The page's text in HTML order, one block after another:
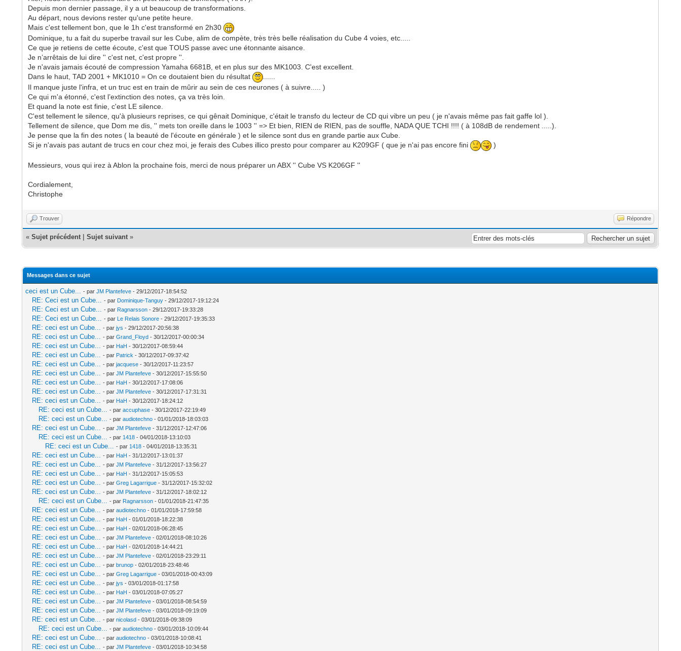
Depuis mon dernier passage, il y a ut beaucoup de transformations.
Au départ, nous devions rester qu'une petite heure.
Mais c'est tellement bon, que le 1h c'est transformé en 2h30
Dominique, tu a fait du superbe travail sur les Cube, alim de compète, très très belle réalisation du Cube 4 voies, etc.....
Ce que je retiens de cette écoute, c'est que TOUS passe avec une étonnante aisance.
Je n’arrêtais de lui dire '' c'est net, c'est propre ''.
Je n'avais jamais écouté de compression Yamaha 6681B, et en plus sur des MK1003. C'est excellent.
Dans le haut, TAD 2001 + MK1010 = On ce doutaient bien du résultat
Il manque juste l'infra, et un truc est en train de mûrir au sein de ces neurones ( à suivre..... )
Ce qui m'a étonné, c'est l’extinction des notes, ça va très loin.
Et quand la note est finie, c'est LE silence.
C'est tellement le silence, qu'à plusieurs reprises, ce qui gênait Dominique, c'était le transfo du lecteur de CD qui vibre un peu ( je n'avais même pas fait gaffe lol ).
Tellement de silence, que Dom me dis, '' mets ton oreille dans le 1003 '' => Et bien, RIEN de RIEN, pas de souffle, NADA QUE TCHI !!!! ( à 108dB de rendement .....).
Je pense que la fin des notes ( la beauté de l'écoute en générale ) et le silence sont dus en grande partie aux Cube.
Si je n'avais pas autant de trucs en cour chez moi, je ferais des Cubes illico presto pour comparer au K209GF ( que je n'ai pas encore fini
)
Messieurs, vous qui irez à Ablon la prochaine fois, merci de nous préparer un ABX '' Cube VS K206GF ''
Cordialement,
Christophe
Trouver Répondre
«Sujet précédent |Sujet suivant »
Messages dans ce sujet
ceci est un Cube... - parJM Plantefeve - 29/12/2017-18:54:52
RE: Ceci est un Cube... - par Dominique-Tanguy - 29/12/2017-19:12:24
RE: Ceci est un Cube... - par Ragnarsson - 29/12/2017-19:33:28
RE: Ceci est un Cube... - par Le Relais Sonore - 29/12/2017-19:35:33
RE: ceci est un Cube... - parjys - 29/12/2017-20:56:38
RE: ceci est un Cube... - parGrand_Floyd - 30/12/2017-00:00:34
RE: ceci est un Cube... - par HaH - 30/12/2017-08:59:44
RE: ceci est un Cube... - par Patrick - 30/12/2017-09:37:42
RE: ceci est un Cube... - parjacquese - 30/12/2017-11:23:57
RE: ceci est un Cube... - parJM Plantefeve - 30/12/2017-15:55:50
RE: ceci est un Cube... - par HaH - 30/12/2017-17:08:06
RE: ceci est un Cube... - parJM Plantefeve - 30/12/2017-17:31:31
RE: ceci est un Cube... - par HaH - 30/12/2017-18:24:12
RE: ceci est un Cube... - paraccuphase - 30/12/2017-22:19:49
RE: ceci est un Cube... - paraudiotechno - 01/01/2018-18:03:03
RE: ceci est un Cube... - parJM Plantefeve - 31/12/2017-12:47:06
RE: ceci est un Cube... - par 1418 - 04/01/2018-13:10:03
RE: ceci est un Cube... - par 1418 - 04/01/2018-13:35:31
RE: ceci est un Cube... - par HaH - 31/12/2017-13:01:37
RE: ceci est un Cube... - parJM Plantefeve - 31/12/2017-13:56:27
RE: ceci est un Cube... - par HaH - 31/12/2017-15:05:53
RE: ceci est un Cube... - parGreg Lagarrigue - 31/12/2017-15:32:02
RE: ceci est un Cube... - parJM Plantefeve - 31/12/2017-18:02:12
RE: ceci est un Cube... - par Ragnarsson - 01/01/2018-21:47:35
RE: ceci est un Cube... - paraudiotechno - 01/01/2018-17:59:58
RE: ceci est un Cube... - par HaH - 01/01/2018-18:22:38
RE: ceci est un Cube... - par HaH - 02/01/2018-06:28:45
RE: ceci est un Cube... - parJM Plantefeve - 02/01/2018-08:10:26
RE: ceci est un Cube... - par HaH - 02/01/2018-14:44:21
RE: ceci est un Cube... - parJM Plantefeve - 02/01/2018-23:29:11
RE: ceci est un Cube... - parbrunop - 02/01/2018-23:48:46
RE: ceci est un Cube... - parGreg Lagarrigue - 03/01/2018-00:43:09
RE: ceci est un Cube... - parjys - 03/01/2018-01:17:58
RE: ceci est un Cube... - par HaH - 03/01/2018-07:05:27
RE: ceci est un Cube... - parJM Plantefeve - 03/01/2018-08:54:59
RE: ceci est un Cube... - parJM Plantefeve - 03/01/2018-09:19:09
RE: ceci est un Cube... - parnicolasd - 03/01/2018-09:38:09
RE: ceci est un Cube... - paraudiotechno - 03/01/2018-10:09:44
RE: ceci est un Cube... - paraudiotechno - 03/01/2018-10:08:41
RE: ceci est un Cube... - parJM Plantefeve - 03/01/2018-10:34:58